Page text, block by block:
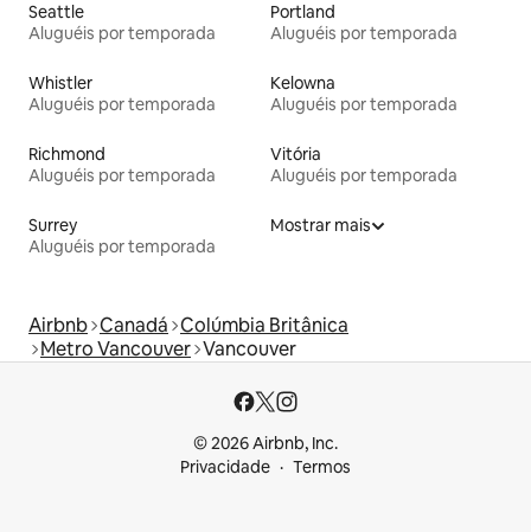
Seattle
Aluguéis por temporada
Portland
Aluguéis por temporada
Whistler
Aluguéis por temporada
Kelowna
Aluguéis por temporada
Richmond
Aluguéis por temporada
Vitória
Aluguéis por temporada
Surrey
Aluguéis por temporada
Mostrar mais
Airbnb Canadá Colúmbia Britânica
Metro Vancouver Vancouver
© 2026 Airbnb, Inc.
Privacidade
Termos